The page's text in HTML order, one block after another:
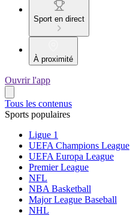
Sport en direct
À proximité
Ouvrir l'app
Tous les contenus
Sports populaires
Ligue 1
UEFA Champions League
UEFA Europa League
Premier League
NFL
NBA Basketball
Major League Baseball
NHL